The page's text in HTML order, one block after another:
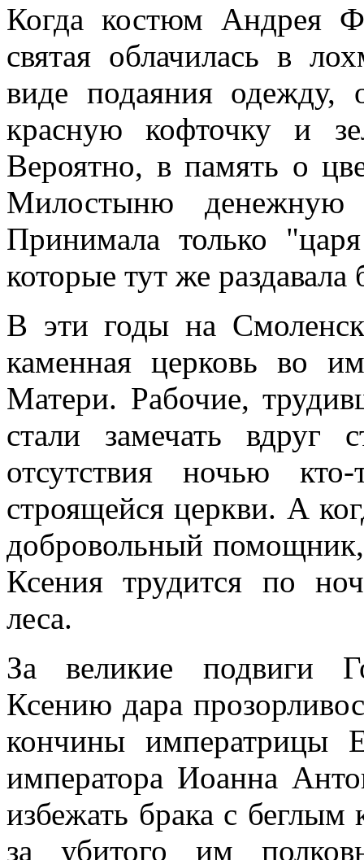
Когда костюм Андрея
святая облачилась в
виде подаяния одежду,
красную кофточку и
Вероятно, в память о
Милостыню денежную
Принимала только
которые тут же раздавала
В эти годы на
каменная церковь во
Матери. Рабочие,
стали замечать
отсутствия ночью
строящейся церкви. А
добровольный
Ксения трудится по
леса.
За великие подвиги
Ксению дара
кончины императрицы
императора Иоанна
избежать брака с
за убитого им